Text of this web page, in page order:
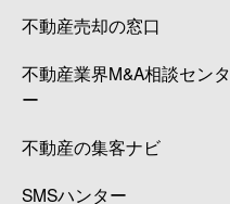
不動産売却の窓口
不動産業界M&A相談センタ
ー
不動産の集客ナビ
SMSハンター